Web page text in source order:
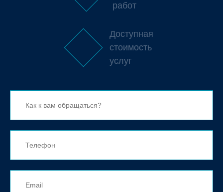
работ
Доступная
стоимость
услуг